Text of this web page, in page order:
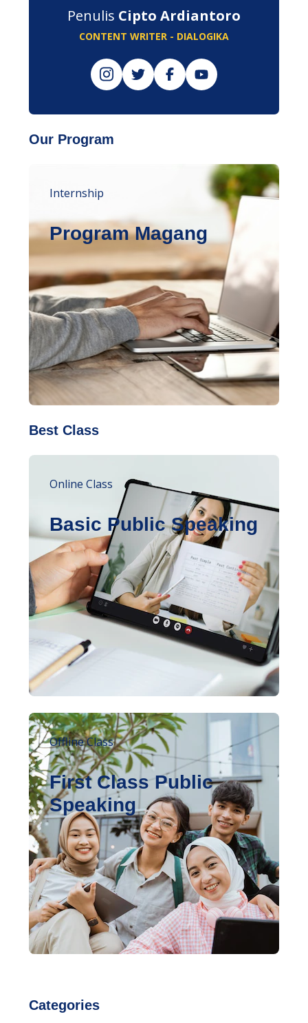
Penulis Cipto Ardiantoro
CONTENT WRITER - DIALOGIKA
Categories
Our Program
Internship
Program Magang
Best Class
Online Class
Basic Public Speaking
Offline Class
First Class Public
Speaking